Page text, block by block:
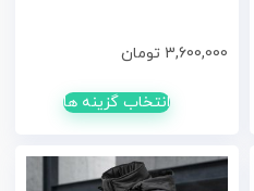
3,600,000 تومان
انتخاب گزینه ها